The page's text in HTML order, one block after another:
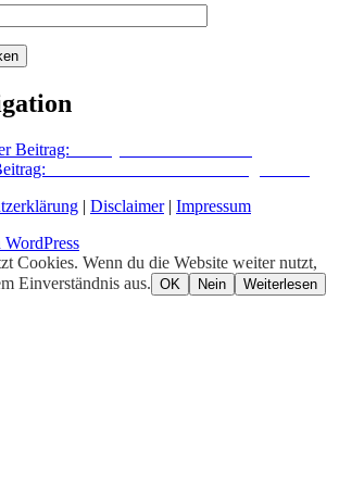
Beitrag:
| Disclaimer| Impressum
Cookies. Wenn du die Website weiter nutzt,
Einverständnis aus. OK Nein Weiterlesen